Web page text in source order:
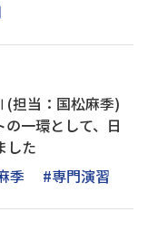
担当：国松麻季)
一環として、日
した
季 #専門演習